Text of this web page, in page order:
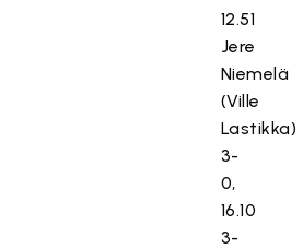
12.51
Jere
Niemelä
(Ville
Lastikka)
3-
0,
16.10
3-